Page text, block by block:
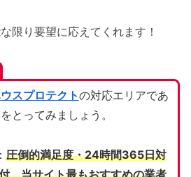
限り要望に応えてくれます！
スプロテクトの対応エリアであ
とってみましょう。
圧倒的満足度・24時間365日対